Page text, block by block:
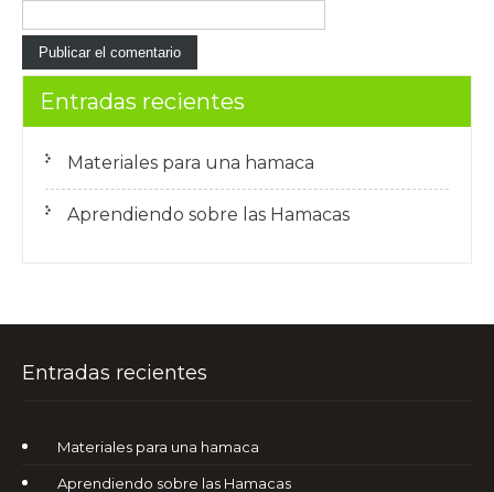
Entradas recientes
Materiales para una hamaca
Aprendiendo sobre las Hamacas
Entradas recientes
Materiales para una hamaca
Aprendiendo sobre las Hamacas